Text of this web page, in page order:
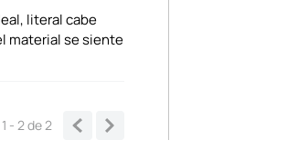
literal cabe
material se siente
1 - 2de2